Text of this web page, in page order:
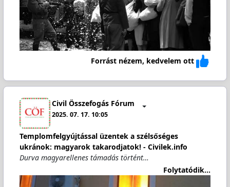
Forrást nézem, kedvelem ott
Civil Összefogás Fórum
2025. 07. 17. 10:05
Templomfelgyújtással üzentek a szélsőséges
ukránok: magyarok takarodjatok! - Civilek.info
Durva magyarellenes támadás történt…
Folytatódik...